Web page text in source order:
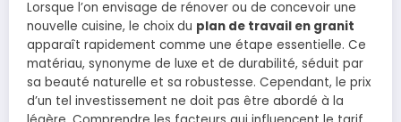
Lorsque l’on envisage de rénover ou de concevoir une
nouvelle cuisine, le choix du plan de travail en granit
apparaît rapidement comme une étape essentielle. Ce
matériau, synonyme de luxe et de durabilité, séduit par
sa beauté naturelle et sa robustesse. Cependant, le prix
d’un tel investissement ne doit pas être abordé à la